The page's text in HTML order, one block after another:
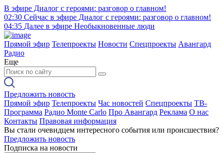
В эфире Диалог с героями: разговор о главном!
02:30 Сейчас в эфире Диалог с героями: разговор о главном!
04:35 Далее в эфире Необыкновенные люди
Прямой эфир Телепроекты Новости Спецпроекты Авангард
Радио
Еще
Предложить новость
Прямой эфир Телепроекты Час новостей Спецпроекты ТВ-
Программа Радио Monte Carlo Про Авангард Реклама О нас
Контакты Правовая информация
Вы стали очевидцем интересного события или происшествия?
Предложить новость
Подписка на новости